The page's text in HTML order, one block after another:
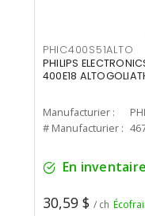
PHIC400S51ALTO
PHILIPS
400E18
Manufacturier :
# Manufacturier :
En inventaire
30,59 $ / ch